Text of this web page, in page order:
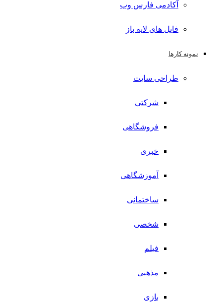
آکادمی فارس وب
فایل های لایه باز
نمونه کارها
طراحی سایت
شرکتی
فروشگاهی
خبری
آموزشگاهی
ساختمانی
شخصی
فیلم
مذهبی
بازی